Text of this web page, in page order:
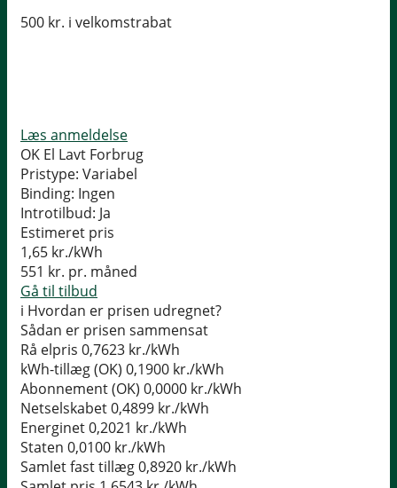
500 kr. i velkomstrabat
Læs anmeldelse
OK El Lavt Forbrug
Pristype: Variabel
Binding: Ingen
Introtilbud: Ja
Estimeret pris
1,65 kr./kWh
551 kr. pr. måned
Gå til tilbud
i Hvordan er prisen udregnet?
Sådan er prisen sammensat
Rå elpris 0,7623 kr./kWh
kWh-tillæg (OK) 0,1900 kr./kWh
Abonnement (OK) 0,0000 kr./kWh
Netselskabet0,4899 kr./kWh
Energinet0,2021 kr./kWh
Staten 0,0100 kr./kWh
Samlet fast tillæg0,8920 kr./kWh